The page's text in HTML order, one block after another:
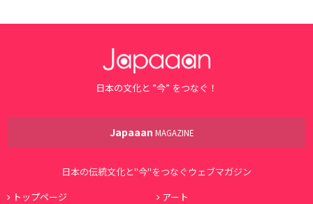
日本の文化と ”今” をつなぐ！
Japaaan MAGAZINE
日本の伝統文化と"今"をつなぐウェブマガジン
トップページ
アート